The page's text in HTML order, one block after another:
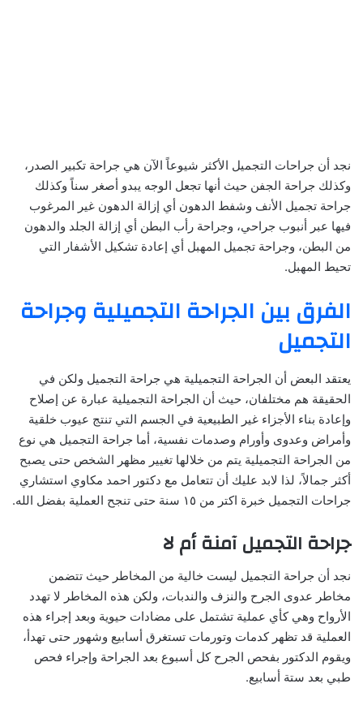
نجد أن جراحات التجميل الأكثر شيوعاً الآن هي جراحة تكبير الصدر،
وكذلك جراحة الجفن حيث أنها تجعل الوجه يبدو أصغر سناً وكذلك
جراحة تجميل الأنف وشفط الدهون أي إزالة الدهون غير المرغوب
فيها عبر أنبوب جراحي، وجراحة رأب البطن أي إزالة الجلد والدهون
من البطن، وجراحة تجميل المهبل أي إعادة تشكيل الأشفار التي
تحيط المهبل.
الفرق بين الجراحة التجميلية وجراحة
التجميل
يعتقد البعض أن الجراحة التجميلية هي جراحة التجميل ولكن في
الحقيقة هم مختلفان، حيث أن الجراحة التجميلية عبارة عن إصلاح
وإعادة بناء الأجزاء غير الطبيعية في الجسم التي تنتج عيوب خلقية
وأمراض وعدوى وأورام وصدمات نفسية، أما جراحة التجميل هي نوع
من الجراحة التجميلية يتم من خلالها تغيير مظهر الشخص حتى يصبح
أكثر جمالاً، لذا لابد عليك أن تتعامل مع دكتور احمد مكاوي استشاري
جراحات التجميل خبرة اكتر من ١٥ سنة حتى تنجح العملية بفضل الله.
جراحة التجميل آمنة أم لا
نجد أن جراحة التجميل ليست خالية من المخاطر حيث تتضمن
مخاطر عدوى الجرح والنزف والندبات، ولكن هذه المخاطر لا تهدد
الأرواح وهي كأي عملية تشتمل على مضادات حيوية وبعد إجراء هذه
العملية قد تظهر كدمات وتورمات تستغرق أسابيع وشهور حتى تهدأ،
ويقوم الدكتور بفحص الجرح كل أسبوع بعد الجراحة وإجراء فحص
طبي بعد ستة أسابيع.